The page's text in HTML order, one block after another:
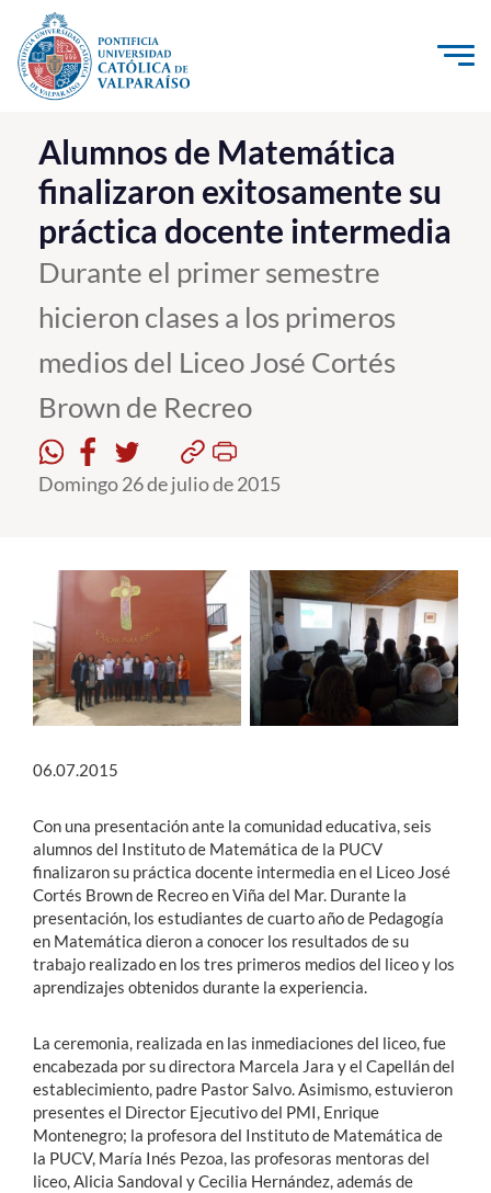
Click acá para ir directamente al contenido
La Universidad
Investigación, Creación e Innovación
PUCV Internacional
Vinculación con el Medio
Admisión
Postgrado
Formación Continua
Académicos
Funcionarios
Alumni
English
Alumnos de Matemática
finalizaron exitosamente su
práctica docente intermedia
Durante el primer semestre
hicieron clases a los primeros
medios del Liceo José Cortés
Brown de Recreo
Domingo 26 de julio de 2015
06.07.2015
Con una presentación ante la comunidad educativa, seis
alumnos del Instituto de Matemática de la PUCV
finalizaron su práctica docente intermedia en el Liceo José
Cortés Brown de Recreo en Viña del Mar. Durante la
presentación, los estudiantes de cuarto año de Pedagogía
en Matemática dieron a conocer los resultados de su
trabajo realizado en los tres primeros medios del liceo y los
aprendizajes obtenidos durante la experiencia.
La ceremonia, realizada en las inmediaciones del liceo, fue
encabezada por su directora Marcela Jara y el Capellán del
establecimiento, padre Pastor Salvo. Asimismo, estuvieron
presentes el Director Ejecutivo del PMI, Enrique
Montenegro; la profesora del Instituto de Matemática de
la PUCV, María Inés Pezoa, las profesoras mentoras del
liceo, Alicia Sandoval y Cecilia Hernández, además de